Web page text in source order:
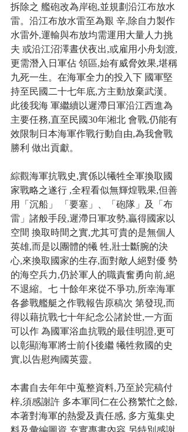
拆除之 艦砲改為岸砲,並規劃沿江布放水
雷。沿江布放水雷至為艱 辛,除自力製作
水雷外,運輸與布放均需運用大量人力挑
夫 或沿江沼澤晝伏夜出,或雇用小舟划渡,
更需潛入日軍佔 領區,始有威脅效果,堪稱
九死一生。在海軍全力的投入下 國軍堅
持至民國二十七年底,方主動放棄武漢。
此後我海 軍繼續以遲滯日軍沿江西進為
主要任務,直至民國30年湘北 會戰,仍能有
效限制日本海軍作戰行動自由,為我會戰
勝利 做出貢獻。
綜觀海軍抗戰史,實係以犧牲全軍換取國
家戰略之遂行 ,全程看似無輝煌戰果,但善
用「沉船」 「要塞」、「砲隊」及「布
雷」諸般手段,遲滯日軍攻勢,贏得國家以
空間 換取時間之實,尤其可貴的是無個人
英雄,而是以團體的犧 牲,壯士斷腕的決
心,來換取國家的生存,面對敵人絕對優 勢
的海空兵力,仍於軍人的職責奮勇向前,絕
不退縮。七 十餘年來從不爭功,所幸海軍
各參戰艦艇之作戰報告原稿次 第發現,而
得以藉抗戰七十年紀念公諸於世,一方面
可以作 為國軍浴血抗戰的最佳明證,更可
以彰顯海軍將士前仆後繼 犧牲救國的史
實,以告慰殉國英靈。
本書自去年年中蒐整資料,乃至於完稿付
梓,須感謝許 多本軍同仁在公務繁忙之餘,
本著對海軍的熱愛及責任感, 多方蒐集史
料及彙編圖資,充實專書內容,另特別感謝